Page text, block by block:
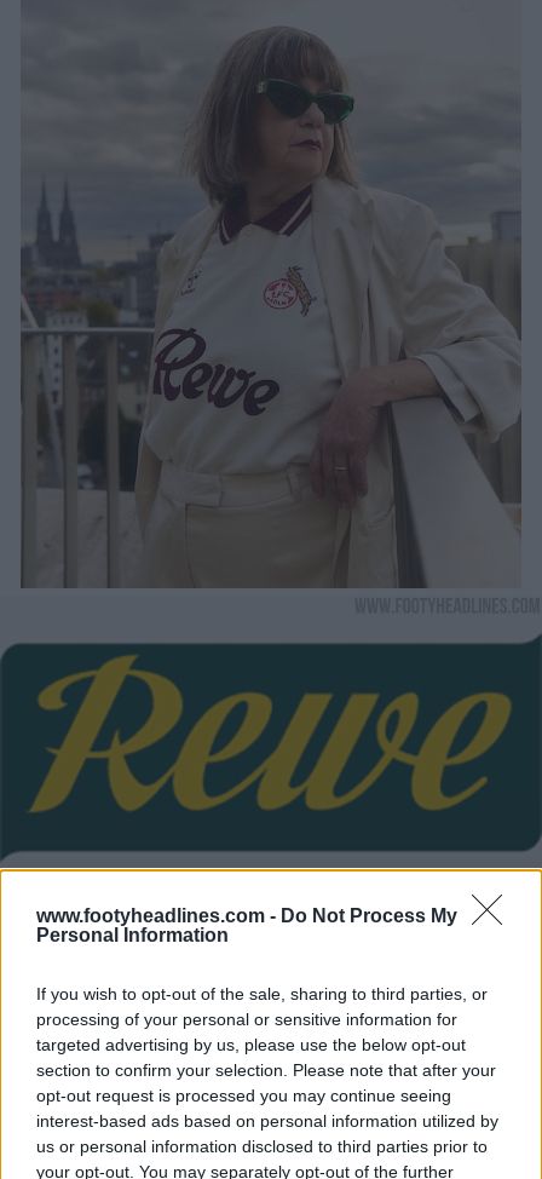
www.footyheadlines.com - Do Not Process My
Personal Information
If you wish to opt-out of the sale, sharing to third parties, or
processing of your personal or sensitive information for
targeted advertising by us, please use the below opt-out
section to confirm your selection. Please note that after your
opt-out request is processed you may continue seeing
interest-based ads based on personal information utilized by
us or personal information disclosed to third parties prior to
your opt-out. You may separately opt-out of the further